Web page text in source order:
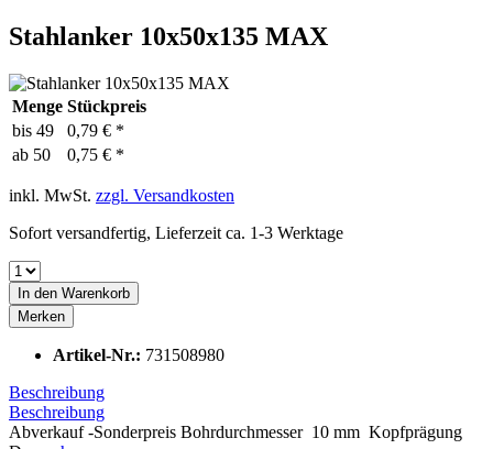
Stahlanker 10x50x135 MAX
Menge Stückpreis
bis 49
0,79 € *
ab 50 0,75 € *
inkl. MwSt. zzgl. Versandkosten
Sofort versandfertig, Lieferzeit ca. 1-3 Werktage
In den Warenkorb
Merken
Artikel-Nr.: 731508980
Beschreibung
Beschreibung
Abverkauf -Sonderpreis Bohrdurchmesser 10 mm Kopfprägung